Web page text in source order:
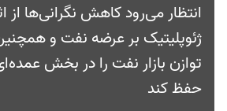
انتظار می‌رود کاهش نگرانی‌ها از
ژئوپلیتیک بر عرضه نفت و
توازن بازار نفت را در بخش
حفظ کند